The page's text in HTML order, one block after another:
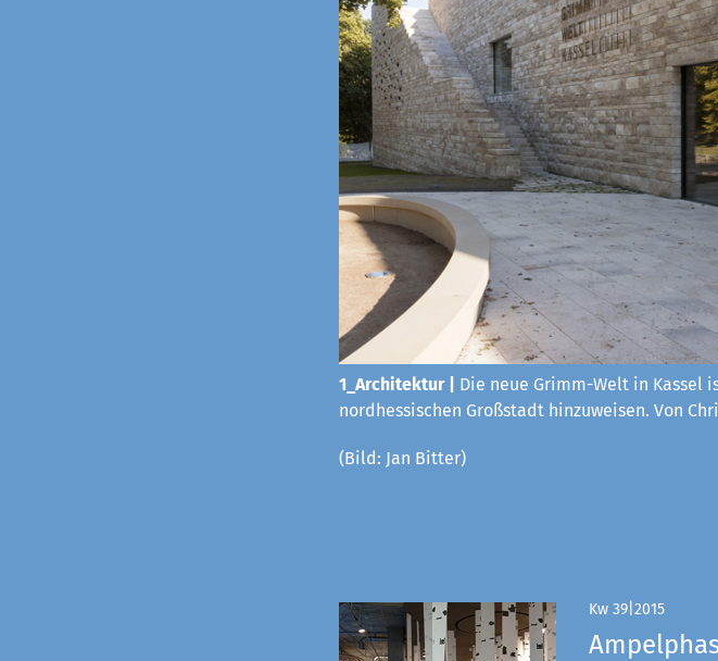
1_Architektur |
Die neue Grimm-Welt in Kassel
nordhessischen Großstadt hinzuweisen. Von
(Bild: Jan Bitter)
Kw 39|2015